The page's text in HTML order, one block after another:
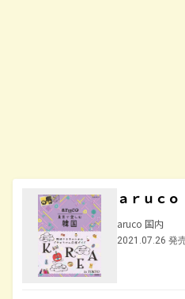
ａｒｕｃ
aruco 国内
2021.07.26 発